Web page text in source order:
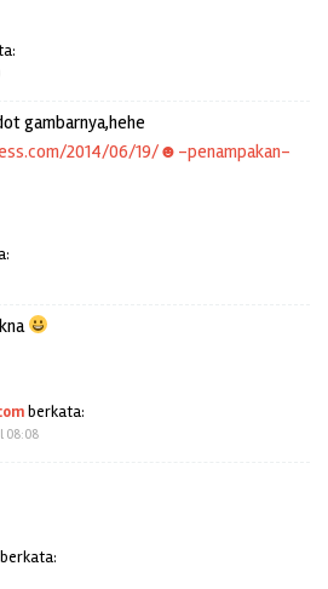
gambarnya,hehe
2014/06/19/☻-penampakan-
berkata:
08:08
berkata: